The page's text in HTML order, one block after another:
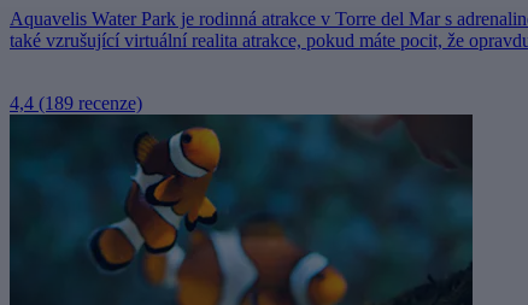
Aquavelis Water Park je rodinná atrakce v Torre del Mar s
také vzrušující virtuální realita atrakce, pokud máte pocit, že
4,4 (189 recenze)